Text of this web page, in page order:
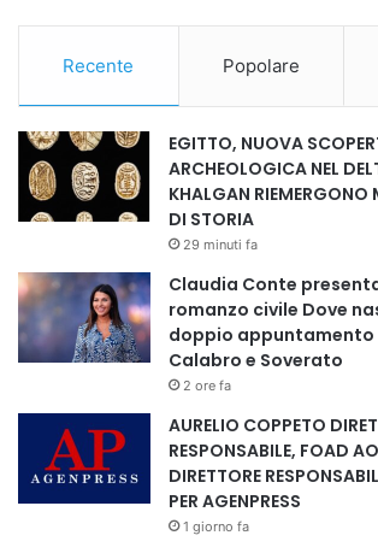
milioni di barili di petrolio al giorno,
proveniente dal Golfo.
COME FUNZIONA LA ROTTA ENERGETICA
Il sistema energetico legato al SUMED
relativamente semplice ma
punto di vista logistico.
Il petrolio saudita viene caricato nel porto
sulla costa del Mar Rosso.
Da lì le petroliere raggiungono il terminal
Sokhna, dove il greggio viene immesso
Recente Popolare
EGITTO, NUOVA
ARCHEOLOGICA NEL
KHALGAN RIEMERGONO
DI STORIA
29 minuti fa
Claudia Conte
romanzo civile Dove
doppio appuntamento
Calabro e Soverato
2 ore fa
AURELIO COPPETO
RESPONSABILE, FOAD
DIRETTORE
PER AGENPRESS
1 giorno fa